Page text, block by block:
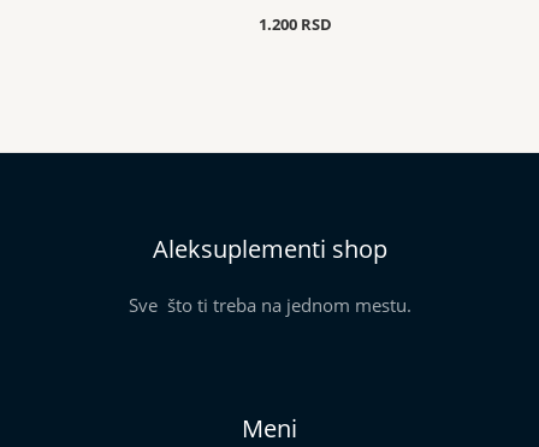
1.200 RSD
Aleksuplementi shop
Sve što ti treba na jednom mestu.
Meni